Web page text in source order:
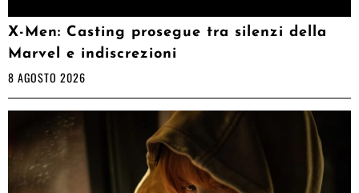
X-Men: Casting prosegue tra silenzi della
Marvel e indiscrezioni
8 AGOSTO 2026